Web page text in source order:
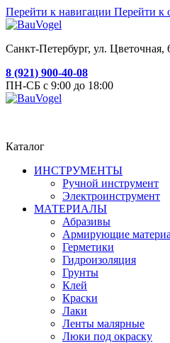
Перейти к навигации Перейти к
Санкт-Петербург, ул. Цветочная,
8 (921) 900-40-08
ПН-СБ с 9:00 до 18:00
Каталог
ИНСТРУМЕНТЫ
Ручной инструмент
Электроинструмент
МАТЕРИАЛЫ
Абразивы
Армирующие
Герметики
Гидроизоляция
Грунты
Клей
Краски
Лаки
Ленты малярные
Люки под окраску